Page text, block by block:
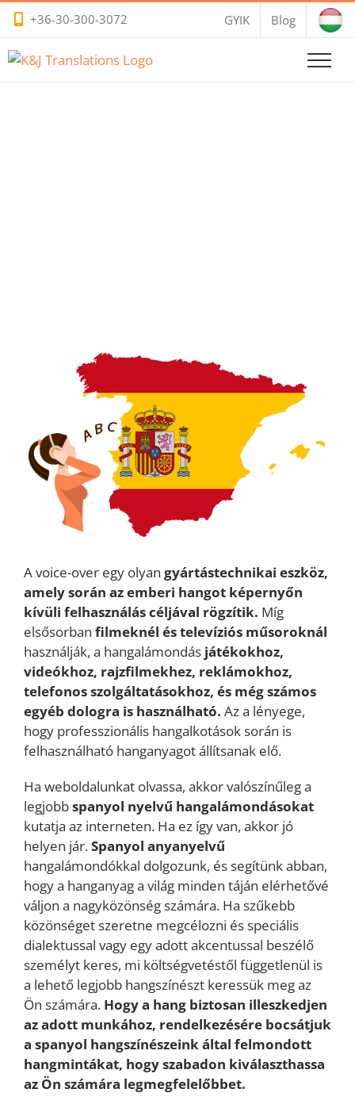
Kihagyás
+36-30-300-3072 GYIK Blog
A voice-over egy olyan gyártástechnikai eszköz,
amely során az emberi hangot képernyőn
kívüli felhasználás céljával rögzítik. Míg
elsősorban filmeknél és televíziós műsoroknál
használják, a hangalámondás játékokhoz,
videókhoz, rajzfilmekhez, reklámokhoz,
telefonos szolgáltatásokhoz, és még számos
egyéb dologra is használható. Az a lényege,
hogy professzionális hangalkotások során is
felhasználható hanganyagot állítsanak elő.
Ha weboldalunkat olvassa, akkor valószínűleg a
legjobbspanyol nyelvű hangalámondásokat
kutatja az interneten. Ha ez így van, akkor jó
helyen jár.Spanyol anyanyelvű
hangalámondókkal dolgozunk, és segítünk abban,
hogy a hanganyag a világ minden táján elérhetővé
váljon a nagyközönség számára. Ha szűkebb
közönséget szeretne megcélozni és speciális
dialektussal vagy egy adott akcentussal beszélő
személyt keres, mi költségvetéstől függetlenül is
a lehető legjobb hangszínészt keressük meg az
Ön számára. Hogy a hang biztosan illeszkedjen
az adott munkához, rendelkezésére bocsátjuk
a spanyol hangszínészeink által felmondott
hangmintákat, hogy szabadon kiválaszthassa
az Ön számára legmegfelelőbbet.